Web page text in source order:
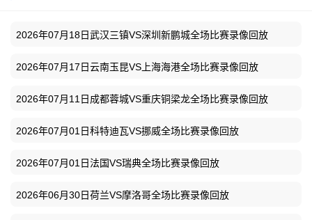
2026年07月18日武汉三镇VS深圳新鹏城全场比赛录像回放
2026年07月17日云南玉昆VS上海海港全场比赛录像回放
2026年07月11日成都蓉城VS重庆铜梁龙全场比赛录像回放
2026年07月01日科特迪瓦VS挪威全场比赛录像回放
2026年07月01日法国VS瑞典全场比赛录像回放
2026年06月30日荷兰VS摩洛哥全场比赛录像回放